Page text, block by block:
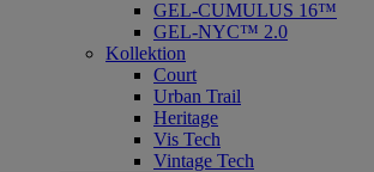
GEL-CUMULUS 16™
GEL-NYC™ 2.0
Kollektion
Court
Urban Trail
Heritage
Vis Tech
Vintage Tech